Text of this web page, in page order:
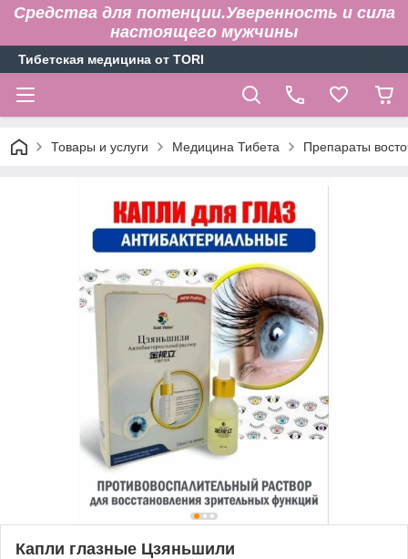
Средства для потенции.Уверенность и сила
настоящего мужчины
Тибетская медицина от TORI
Товары и услуги Медицина Тибета Препараты
Капли глазные Цзяньшили